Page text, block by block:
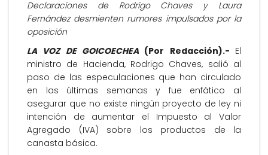
Declaraciones de Rodrigo Chaves y Laura
Fernández desmienten rumores impulsados por la
oposición
LA VOZ DE GOICOECHEA (Por Redacción).- El
ministro de Hacienda, Rodrigo Chaves, salió al
paso de las especulaciones que han circulado
en las últimas semanas y fue enfático al
asegurar que no existe ningún proyecto de ley ni
intención de aumentar el Impuesto al Valor
Agregado (IVA) sobre los productos de la
canasta básica.